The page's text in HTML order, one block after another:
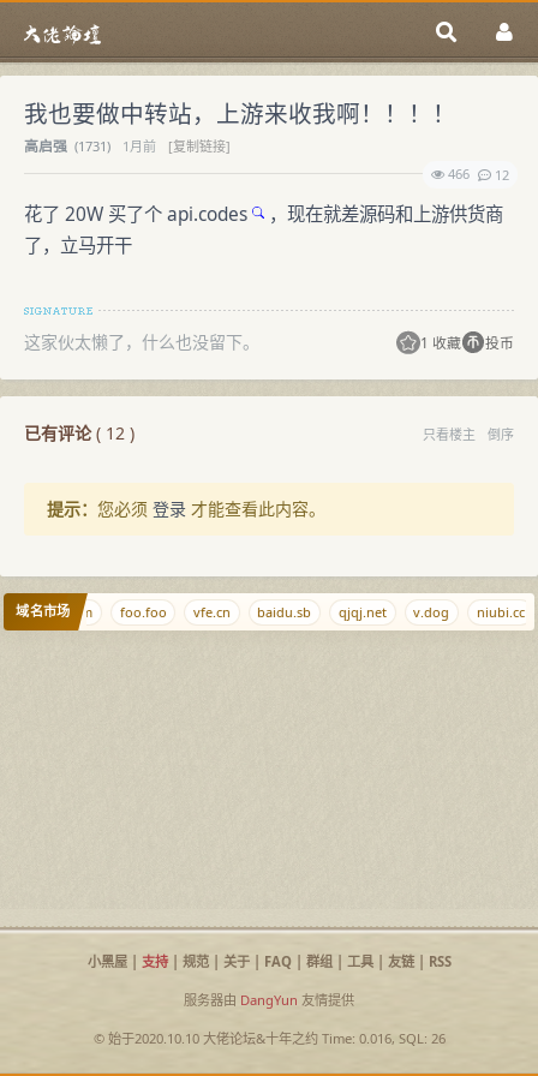
我也要做中转站，上游来收我啊！！！！
高启强 (1731) 1月前
[复制链接]
466
12
花了 20W 买了个api.codes
，现在就差源码和上游供货商
了，立马开干
这家伙太懒了，什么也没留下。 1 收藏 投币
已有评论( 12 ) 只看楼主 倒序
提示： 您必须 登录 才能查看此内容。
域名市场
chuilang.com foo.foo vfe.cn baidu.sb qjqj.net v.dog niubi.cc
小黑屋| 支持| 规范| 关于| FAQ| 群组| 工具| 友链| RSS
服务器由 DangYun 友情提供
© 始于2020.10.10 大佬论坛&十年之约Time: 0.016, SQL: 26